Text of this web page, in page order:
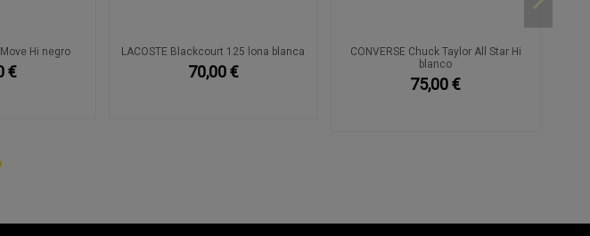
Move Hi negro
€
LACOSTE Blackcourt 125 lona blanca
70,00 €
CONVERSE Chuck Taylor All Star Hi
blanco
75,00 €